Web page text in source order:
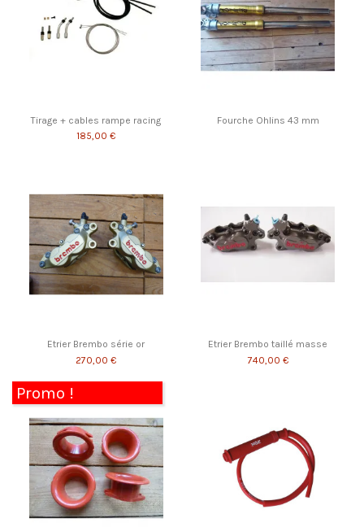
Tirage + cables rampe racing
185,00 €
Fourche Ohlins 43 mm
Etrier Brembo série or
270,00 €
Etrier Brembo taillé masse
740,00 €
Promo !